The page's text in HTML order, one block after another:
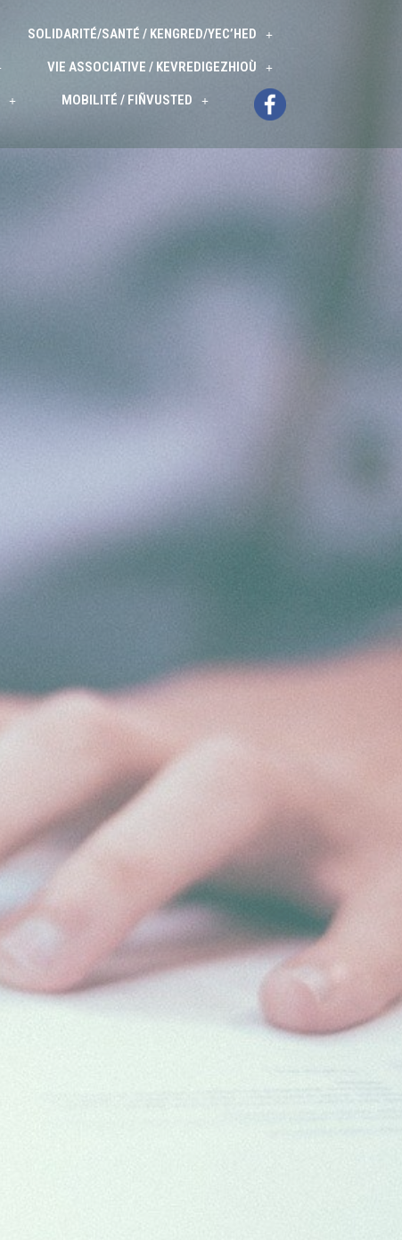
SOLIDARITÉ/SANTÉ / KENGRED/YEC’HED
VIE ASSOCIATIVE / KEVREDIGEZHIOÙ
MOBILITÉ / FIÑVUSTED